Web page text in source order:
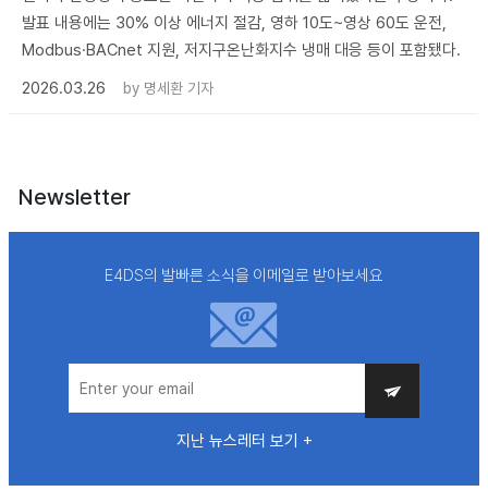
발표 내용에는 30% 이상 에너지 절감, 영하 10도~영상 60도 운전,
Modbus·BACnet 지원, 저지구온난화지수 냉매 대응 등이 포함됐다.
2026.03.26
by 명세환 기자
Newsletter
E4DS의 발빠른 소식을 이메일로 받아보세요
지난 뉴스레터 보기 +